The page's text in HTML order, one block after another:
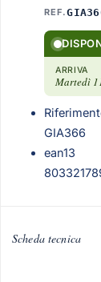
REF.
ARRIVA
Martedì
GIA366
ean13
Scheda tecnica